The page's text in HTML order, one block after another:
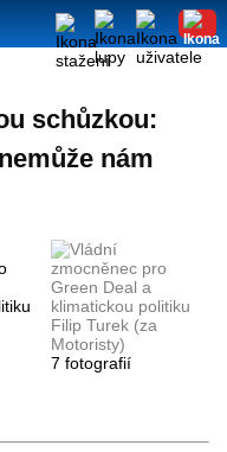
schůzkou:
nám
7 fotografií